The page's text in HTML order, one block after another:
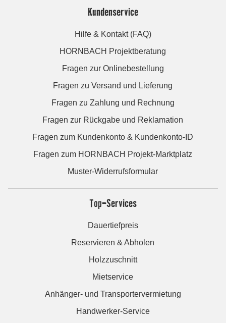
Kundenservice
Hilfe & Kontakt (FAQ)
HORNBACH Projektberatung
Fragen zur Onlinebestellung
Fragen zu Versand und Lieferung
Fragen zu Zahlung und Rechnung
Fragen zur Rückgabe und Reklamation
Fragen zum Kundenkonto & Kundenkonto-ID
Fragen zum HORNBACH Projekt-Marktplatz
Muster-Widerrufsformular
Top-Services
Dauertiefpreis
Reservieren & Abholen
Holzzuschnitt
Mietservice
Anhänger- und Transportervermietung
Handwerker-Service